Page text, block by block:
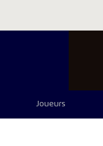
Joueurs